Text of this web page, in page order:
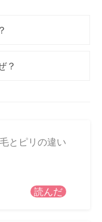
？
とピリの違い
読んだ